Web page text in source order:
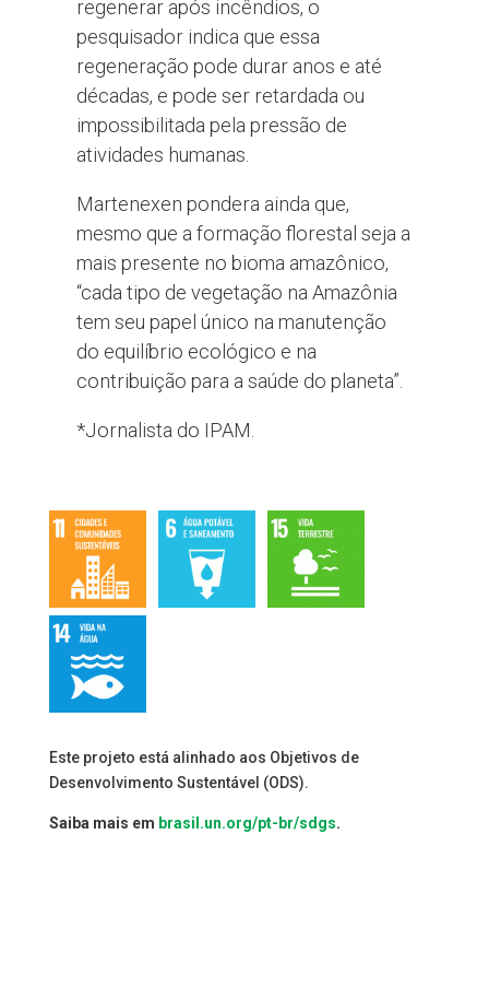
regenerar após incêndios, o
pesquisador indica que essa
regeneração pode durar anos e até
décadas, e pode ser retardada ou
impossibilitada pela pressão de
atividades humanas.
Martenexen pondera ainda que,
mesmo que a formação florestal seja a
mais presente no bioma amazônico,
“cada tipo de vegetação na Amazônia
tem seu papel único na manutenção
do equilíbrio ecológico e na
contribuição para a saúde do planeta”.
*Jornalista do IPAM.
Este projeto está alinhado aos Objetivos de
Desenvolvimento Sustentável (ODS).
Saiba mais em brasil.un.org/pt-br/sdgs.